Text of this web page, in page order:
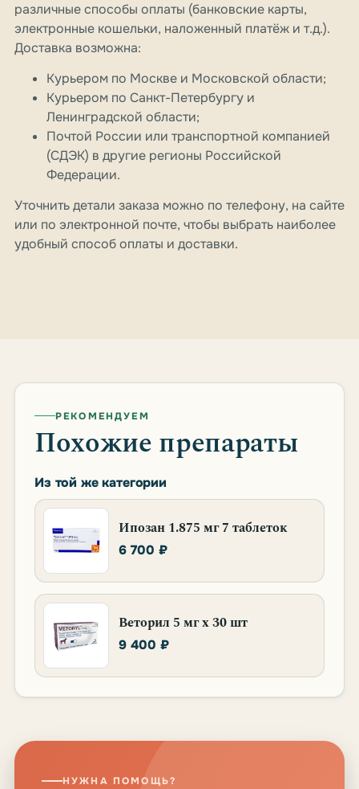
различные способы оплаты (банковские карты,
электронные кошельки, наложенный платёж и т.д.).
Доставка возможна:
Курьером по Москве и Московской области;
Курьером по Санкт-Петербургу и
Ленинградской области;
Почтой России или транспортной компанией
(СДЭК) в другие регионы Российской
Федерации.
Уточнить детали заказа можно по телефону, на сайте
или по электронной почте, чтобы выбрать наиболее
удобный способ оплаты и доставки.
РЕКОМЕНДУЕМ
Похожие препараты
Из той же категории
Ипозан 1.875 мг 7 таблеток
6 700 ₽
Веторил 5 мг х 30 шт
9 400 ₽
НУЖНА ПОМОЩЬ?